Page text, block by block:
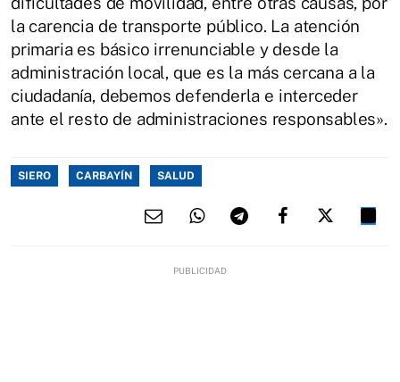
la carencia de transporte público. La atención
primaria es básico irrenunciable y desde la
administración local, que es la más cercana a la
ciudadanía, debemos defenderla e interceder
ante el resto de administraciones responsables».
SIERO CARBAYÍN SALUD